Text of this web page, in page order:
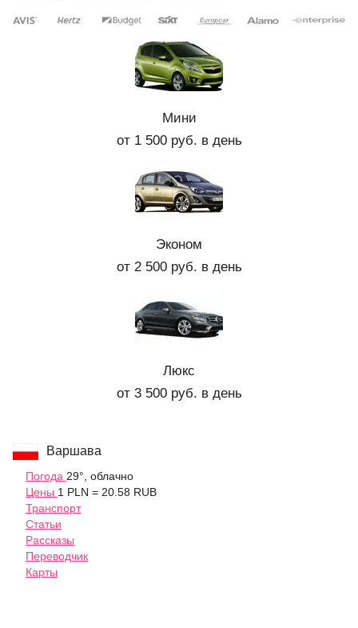
Мини
от 1 500 руб. в день
Эконом
от 2 500 руб. в день
Люкс
от 3 500 руб. в день
Варшава
Погода 29°, облачно
Цены 1 PLN = 20.58 RUB
Транспорт
Статьи
Рассказы
Переводчик
Карты